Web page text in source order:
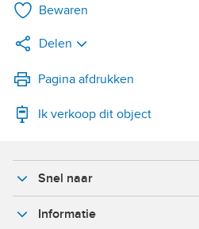
Bewaren
Delen
LinkedIn
WhatsApp
Facebook
Pagina afdrukken
Ik verkoop dit object
Snel naar
Informatie